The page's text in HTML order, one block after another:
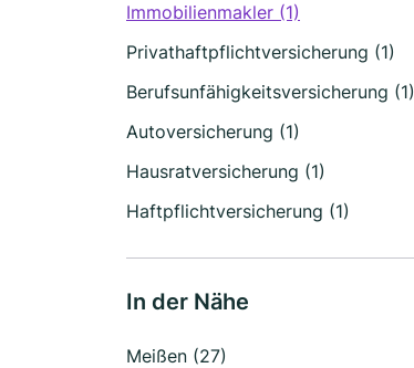
Immobilienmakler (1)
Privathaftpflichtversicherung (1)
Berufsunfähigkeitsversicherung (1)
Autoversicherung (1)
Hausratversicherung (1)
Haftpflichtversicherung (1)
In der Nähe
Meißen (27)